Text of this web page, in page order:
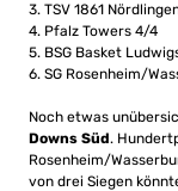
3. TSV 1861
4. Pfalz Towers 4/4
5. BSG Basket
6. SG Rosenheim/
Noch etwas
Downs Süd.
Rosenheim/
von drei Siegen